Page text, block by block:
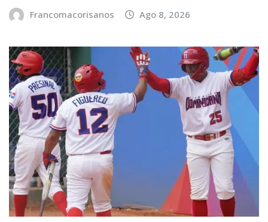
Francomacorisanos Ago 8, 2026